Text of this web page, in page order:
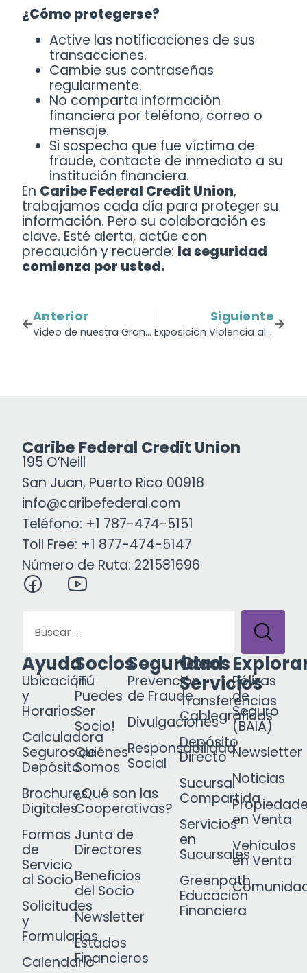
¿Cómo protegerse?
Active las notificaciones de sus
transacciones.
Cambie sus contraseñas
regularmente.
No comparta información
financiera por teléfono, correo o
mensaje.
Si sospecha que fue víctima de
fraude, contacte de inmediato a su
institución financiera.
En Caribe Federal Credit Union,
trabajamos cada día para proteger su
información. Pero su colaboración es
clave. Esté alerta, actúe con
precaución y recuerde: la seguridad
comienza por usted.
Anterior
Video de nuestra Gran Asamblea Anual
Siguiente
Exposición Violencia al filo de la artista Dhara Rivera
Caribe Federal Credit Union
195 O’Neill
San Juan, Puerto Rico 00918
info@caribefederal.com
Teléfono: +1 787-474-5151
Toll Free: +1 877-474-5147
Número de Ruta: 221581696
Ayuda
Ubicación
y
Horarios
Calculadora
Seguros de
Depósito
Brochures
Digitales
Formas
de
Servicio
al Socio
Solicitudes
y
Formularios
Calendario
Socios
¡Tú
Puedes
Ser
Socio!
Quiénes
Somos
¿Qué son las
Cooperativas?
Junta de
Directores
Beneficios
del Socio
Newsletter
Estados
Financieros
Seguridad
Prevención
de Fraude
Divulgaciones
Responsabilidad
Social
Otros
Servicios
Transferencias
Cablegráficas
Depósito
Directo
Sucursal
Compartida
Servicios
en
Sucursales
Greenpath
Educación
Financiera
Pólizas
de
Seguro
(BAIA)
Newsletter
Noticias
en Venta
Vehículos
en Venta